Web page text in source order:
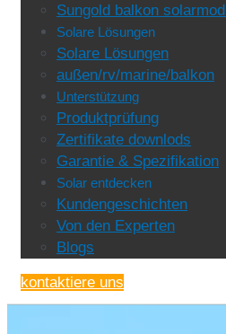
Sungold balkon
Solare Lösungen
Solare Lösungen
außen/rv/marine/balkon
Unterstützung
Produktprüfung
Zertifikate downlods
Garantie & Spezifikation
Solar entdecken
Kundengeschichten
Von den Experten
Blogs
kontaktiere uns